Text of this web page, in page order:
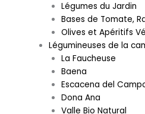
Légumes du Jardin
Bases de Tomate,
Olives et Apéritifs
Légumineuses de la
La Faucheuse
Baena
Escacena del
Dona Ana
Valle Bio Natural